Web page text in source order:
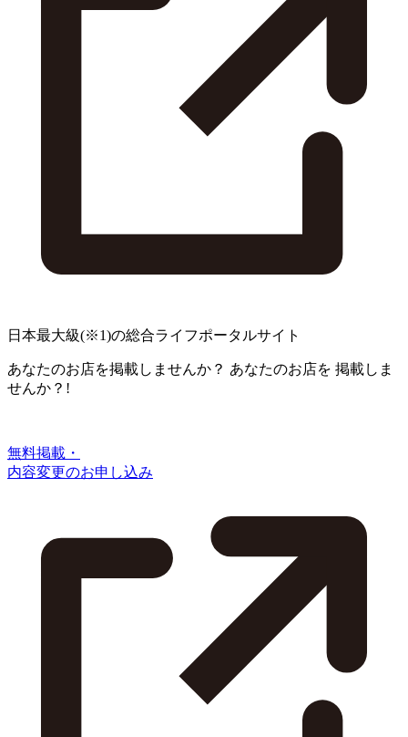
日本最大級(※1)の総合ライフポータルサイト
あなたのお店を掲載しませんか？ あなたのお店を 掲載しま
せんか？!
無料掲載・
内容変更のお申し込み